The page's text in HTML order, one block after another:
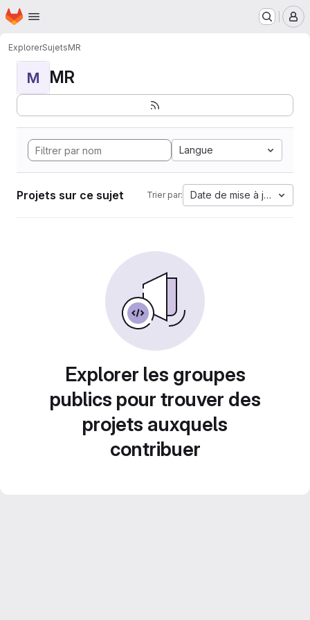
Passer au contenu principal
Page d'accueil
ExplorerSujetsMR
M MR
Langue
Projets sur ce sujet Trier par: Date de mise à jour
Explorer les groupes
publics pour trouver des
projets auxquels
contribuer